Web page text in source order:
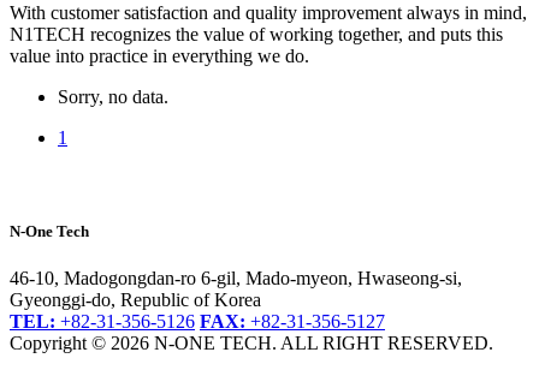
With customer satisfaction and quality improvement always in mind,
N1TECH recognizes the value of working together, and puts this
value into practice in everything we do.
Sorry, no data.
1
N-One Tech
46-10, Madogongdan-ro 6-gil, Mado-myeon, Hwaseong-si,
Gyeonggi-do, Republic of Korea
TEL: +82-31-356-5126 FAX: +82-31-356-5127
Copyright © 2026 N-ONE TECH. ALL RIGHT RESERVED.